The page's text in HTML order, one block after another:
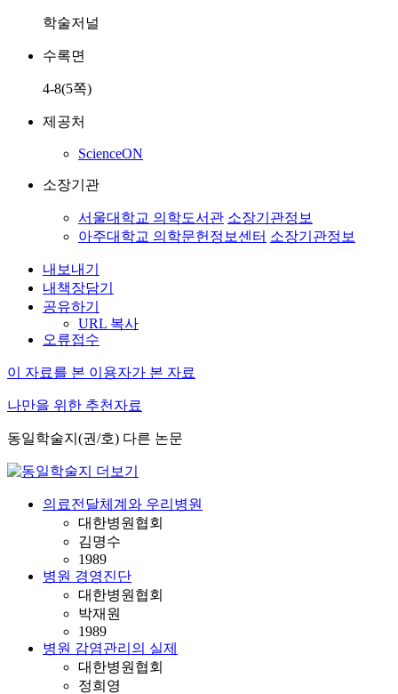
학술저널
수록면
4-8(5쪽)
제공처
ScienceON
소장기관
서울대학교 의학도서관 소장기관정보
아주대학교 의학문헌정보센터 소장기관정보
내보내기
내책장담기
공유하기
URL 복사
오류접수
이 자료를 본 이용자가 본 자료
나만을 위한 추천자료
동일학술지(권/호) 다른 논문
의료전달체계와 우리병원
대한병원협회
김명수
1989
병원 경영진단
대한병원협회
박재원
1989
병원 감염관리의 실제
대한병원협회
정희영